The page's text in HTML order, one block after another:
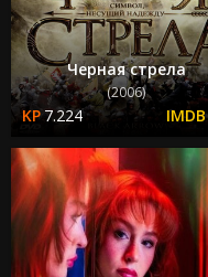
Черная стрела
(2006)
7.224